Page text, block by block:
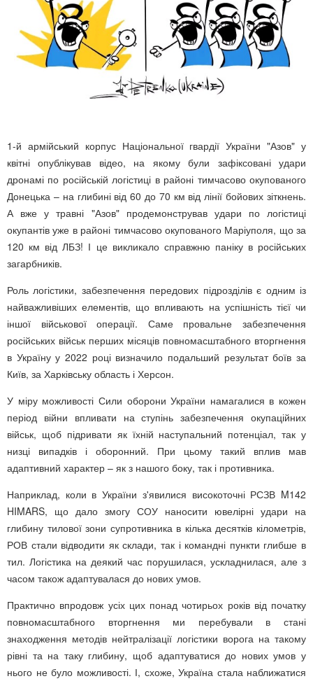
1-й армійський корпус Національної гвардії України "Азов" у
квітні опублікував відео, на якому були зафіксовані удари
дронамі по російській логістиці в районі тимчасово окупованого
Донецька – на глибині від 60 до 70 км від лінії бойових зіткнень.
А вже у травні "Азов" продемонстрував удари по логістиці
окупантів уже в районі тимчасово окупованого Маріуполя, що за
120 км від ЛБЗ! І це викликало справжню паніку в російських
загарбників.
Роль логістики, забезпечення передових підрозділів є одним із
найважливіших елементів, що впливають на успішність тієї чи
іншої військової операції. Саме провальне забезпечення
російських військ перших місяців повномасштабного вторгнення
в Україну у 2022 році визначило подальший результат боїв за
Київ, за Харківську область і Херсон.
У міру можливості Сили оборони України намагалися в кожен
період війни впливати на ступінь забезпечення окупаційних
військ, щоб підривати як їхній наступальний потенціал, так у
низці випадків і оборонний. При цьому такий вплив мав
адаптивний характер – як з нашого боку, так і противника.
Наприклад, коли в України з'явилися високоточні РСЗВ M142
HIMARS, що дало змогу СОУ наносити ювелірні удари на
глибину тилової зони супротивника в кілька десятків кілометрів,
РОВ стали відводити як склади, так і командні пункти глибше в
тил. Логістика на деякий час порушилася, ускладнилася, але з
часом також адаптувалася до нових умов.
Практично впродовж усіх цих понад чотирьох років від початку
повномасштабного вторгнення ми перебували в стані
знаходження методів нейтралізації логістики ворога на такому
рівні та на таку глибину, щоб адаптуватися до нових умов у
нього не було можливості. І, схоже, Україна стала наближатися